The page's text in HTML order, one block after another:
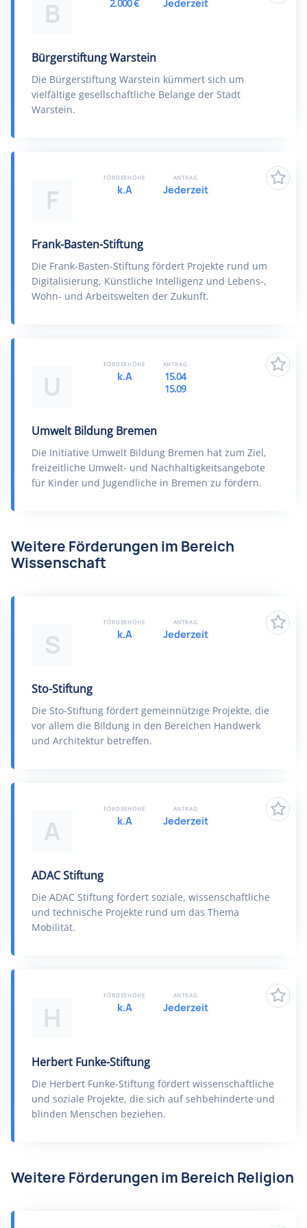
B
Bürgerstiftung Warstein
Die Bürgerstiftung Warstein kümmert sich um
vielfältige gesellschaftliche Belange der Stadt
Warstein.
2.000 € Jederzeit
F
Frank-Basten-Stiftung
Die Frank-Basten-Stiftung fördert Projekte rund um
Digitalisierung, Künstliche Intelligenz und Lebens-,
Wohn- und Arbeitswelten der Zukunft.
FÖRDERHÖHE
k.A
ANTRAG
Jederzeit
U
Umwelt Bildung Bremen
Die Initiative Umwelt Bildung Bremen hat zum Ziel,
freizeitliche Umwelt- und Nachhaltigkeitsangebote
für Kinder und Jugendliche in Bremen zu fördern.
FÖRDERHÖHE
k.A
ANTRAG
15.04
15.09
Weitere Förderungen im Bereich
Wissenschaft
S
Sto-Stiftung
Die Sto-Stiftung fördert gemeinnützige Projekte, die
vor allem die Bildung in den Bereichen Handwerk
und Architektur betreffen.
FÖRDERHÖHE
k.A
ANTRAG
Jederzeit
A
ADAC Stiftung
Die ADAC Stiftung fördert soziale, wissenschaftliche
und technische Projekte rund um das Thema
Mobilität.
FÖRDERHÖHE
k.A
ANTRAG
Jederzeit
H
Herbert Funke-Stiftung
Die Herbert Funke-Stiftung fördert wissenschaftliche
und soziale Projekte, die sich auf sehbehinderte und
blinden Menschen beziehen.
FÖRDERHÖHE
k.A
ANTRAG
Jederzeit
Weitere Förderungen im Bereich Religion